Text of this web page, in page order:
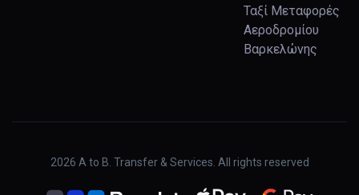
Ταξί Μεταφορές
Αεροδρομίου
Βαρκελώνης
2026 A to B. Transfer & Services. All rights reserved